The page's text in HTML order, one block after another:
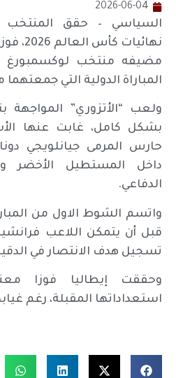
2026-06-04
السياسي – حقق المنتخب
مضيفه منتخب لوكسمبورغ
المباراة الدولية التي جمعتهما
ولعب “الأتزوري”
بشكل كامل، غابت عنها
حارس المرمى جيانلويجي
داخل المستطيل الأخضر
الدفاعي.
واتسم الشوط الاول من
قبل أن يتمكن اللاعب
تسجيل هدف الانتصار في الدقيقة
وحققت إيطاليا فوزا
استعداداتها المقبلة، رغم